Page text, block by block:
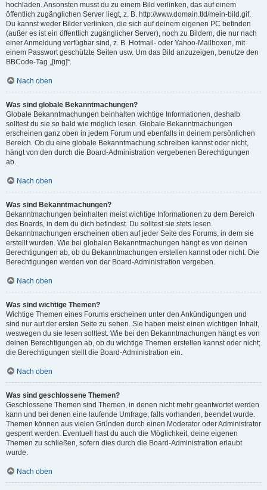
hochladen. Ansonsten musst du zu einem Bild verlinken, das auf einem
öffentlich zugänglichen Server liegt, z. B. http://www.domain.tld/mein-bild.gif.
Du kannst weder Bilder verlinken, die sich auf deinem eigenen PC befinden
(außer es ist ein öffentlich zugänglicher Server), noch zu Bildern, die nur nach
einer Anmeldung verfügbar sind, z. B. Hotmail- oder Yahoo-Mailboxen, mit
einem Passwort geschützte Seiten usw. Um das Bild anzuzeigen, benutze den
BBCode-Tag „[img]“.
Nach oben
Was sind globale Bekanntmachungen?
Globale Bekanntmachungen beinhalten wichtige Informationen, deshalb
solltest du sie so bald wie möglich lesen. Globale Bekanntmachungen
erscheinen ganz oben in jedem Forum und ebenfalls in deinem persönlichen
Bereich. Ob du eine globale Bekanntmachung schreiben kannst oder nicht,
hängt von den durch die Board-Administration vergebenen Berechtigungen
ab.
Nach oben
Was sind Bekanntmachungen?
Bekanntmachungen beinhalten meist wichtige Informationen zu dem Bereich
des Boards, in dem du dich befindest. Du solltest sie stets lesen.
Bekanntmachungen erscheinen oben auf jeder Seite des Forums, in dem sie
erstellt wurden. Wie bei globalen Bekanntmachungen hängt es von deinen
Berechtigungen ab, ob du Bekanntmachungen erstellen kannst oder nicht. Die
Berechtigungen werden von der Board-Administration vergeben.
Nach oben
Was sind wichtige Themen?
Wichtige Themen eines Forums erscheinen unter den Ankündigungen und
sind nur auf der ersten Seite zu sehen. Sie haben meist einen wichtigen Inhalt,
weswegen du sie lesen solltest. Wie bei den Bekanntmachungen hängt es von
deinen Berechtigungen ab, ob du wichtige Themen erstellen kannst oder nicht;
die Berechtigungen stellt die Board-Administration ein.
Nach oben
Was sind geschlossene Themen?
Geschlossene Themen sind Themen, in denen nicht mehr geantwortet werden
kann und bei denen eine laufende Umfrage, falls vorhanden, beendet wurde.
Themen können aus vielen Gründen durch einen Moderator oder Administrator
gesperrt werden. Eventuell hast du auch die Möglichkeit, deine eigenen
Themen zu schließen, sofern dies durch die Board-Administration erlaubt
wurde.
Nach oben